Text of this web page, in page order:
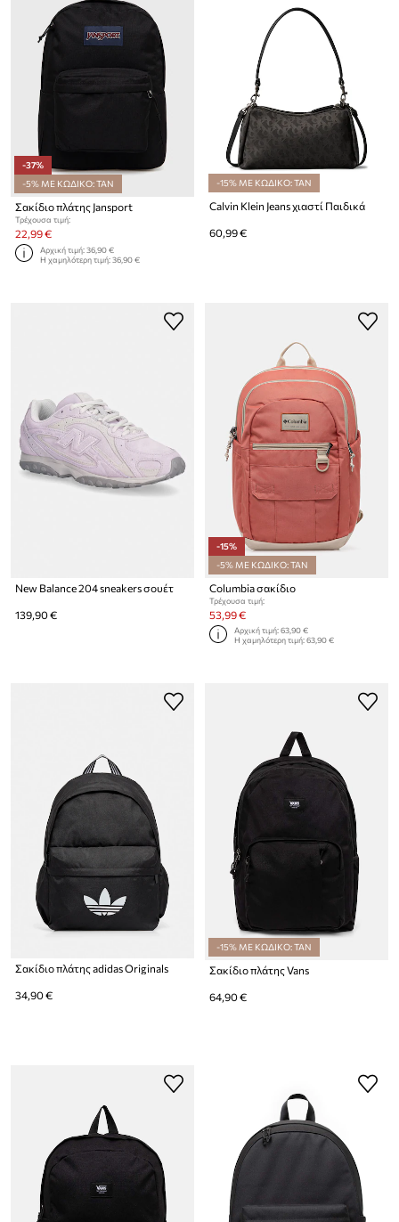
-37%
-5% ΜΕ ΚΩΔΙΚΟ: TAN
Σακίδιο πλάτης Jansport
Τρέχουσα τιμή:
22,99 €
Αρχική τιμή:36,90 €
Η χαμηλότερη τιμή:36,90 €
-15% ΜΕ ΚΩΔΙΚΟ: TAN
Calvin Klein Jeans χιαστί Παιδικά
60,99 €
New Balance 204 sneakers σουέτ
139,90 €
-15%
-5% ΜΕ ΚΩΔΙΚΟ: TAN
Columbia σακίδιο
Τρέχουσα τιμή:
53,99 €
Αρχική τιμή:63,90 €
Η χαμηλότερη τιμή:63,90 €
Σακίδιο πλάτης adidas Originals
34,90 €
-15% ΜΕ ΚΩΔΙΚΟ: TAN
Σακίδιο πλάτης Vans
64,90 €